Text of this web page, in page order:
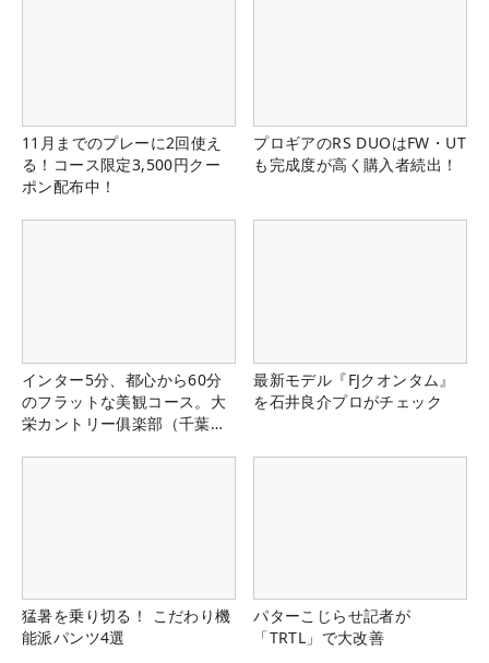
11月までのプレーに2回使え
る！コース限定3,500円クー
ポン配布中！
プロギアのRS DUOはFW・UT
も完成度が高く購入者続出！
インター5分、都心から60分
のフラットな美観コース。大
栄カントリー俱楽部（千葉
最新モデル『FJクオンタム』
を石井良介プロがチェック
猛暑を乗り切る！ こだわり機
能派パンツ4選
パターこじらせ記者が
「TRTL」で大改善